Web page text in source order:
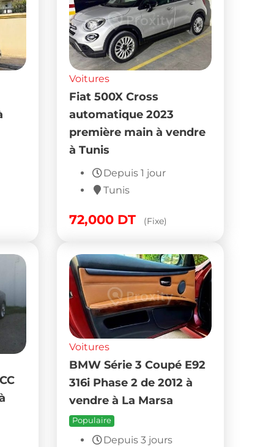
Voitures
Fiat 500X Cross
automatique 2023
première main à vendre
à Tunis
Depuis 1 jour
Tunis
72,000 DT (Fixe)
Voitures
BMW Série 3 Coupé E92
316i Phase 2 de 2012 à
vendre à La Marsa
Populaire
Depuis 3 jours